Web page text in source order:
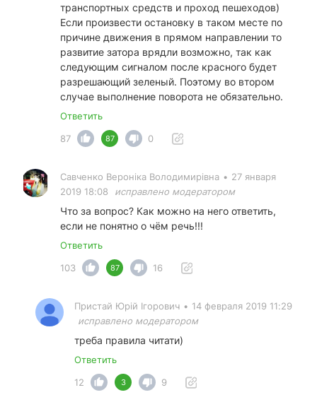
транспортных средств и проход пешеходов)
Если произвести остановку в таком месте по
причине движения в прямом направлении то
развитие затора врядли возможно, так как
следующим сигналом после красного будет
разрешающий зеленый. Поэтому во втором
случае выполнение поворота не обязательно.
Ответить
87
87 0
Савченко Вероніка Володимирівна • 27 января
2019 18:08
исправлено модератором
Что за вопрос? Как можно на него ответить,
если не понятно о чём речь!!!
Ответить
103
87 16
Пристай Юрій Ігорович • 14 февраля 2019 11:29
исправлено модератором
треба правила читати)
Ответить
12
3 9